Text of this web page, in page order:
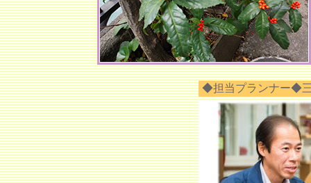
◆担当プランナー◆